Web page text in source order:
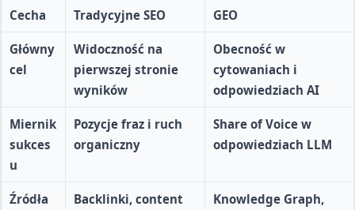
Cecha Tradycyjne SEO GEO
Główny
cel
Widoczność na
pierwszej stronie
wyników
Obecność w
cytowaniach i
odpowiedziach AI
Miernik
sukces
u
Pozycje fraz i ruch
organiczny
Share of Voice w
odpowiedziach LLM
Źródła
Backlinki, content
Knowledge Graph,